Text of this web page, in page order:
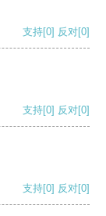
支持[0] 反对[0]
支持[0] 反对[0]
支持[0] 反对[0]